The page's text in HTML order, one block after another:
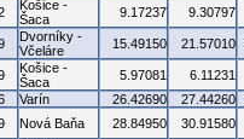
Košice -
Šaca
9.17237 9.30797
Dvorníky -
Včeláre
15.49150 21.57010
Košice -
Šaca
5.97081 6.11231
Varín 26.42690 27.44260
Nová Baňa 28.84950 30.91580